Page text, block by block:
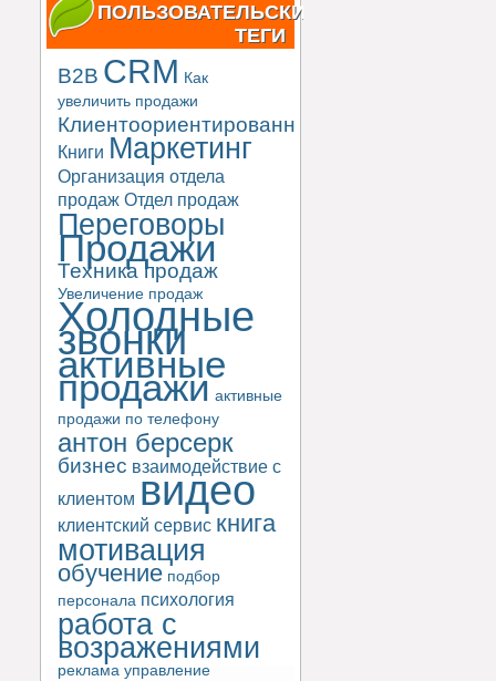
ПОЛЬЗОВАТЕЛЬСКИЕ
ТЕГИ
B2B CRM Как
увеличить продажи
Клиентоориентированность
Книги Маркетинг
Организация отдела
продаж Отдел продаж
Переговоры
Продажи
Техника продаж
Увеличение продаж
Холодные
звонки
активные
продажи активные
продажи по телефону
антон берсерк
бизнес взаимодействие с
клиентом видео
клиентский сервис книга
мотивация
обучение подбор
персонала психология
работа с
возражениями
реклама управление